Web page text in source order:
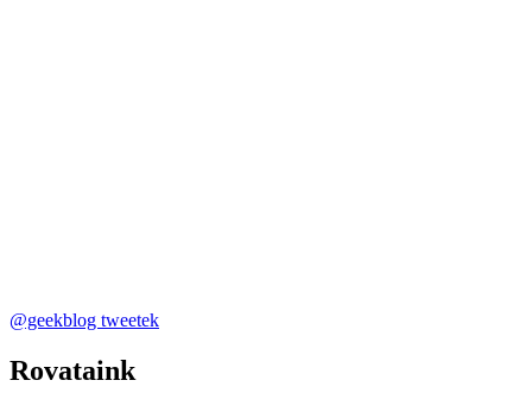
@geekblog tweetek
Rovataink